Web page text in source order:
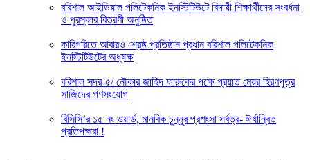
বরিশাল আইডিয়াল পলিটেকনিক ইনস্টিটিউটে বিদায়ী শিক্ষার্থীদের সংবর্ধনা
ও পুরস্কার বিতরণী অনুষ্ঠিত
কারিগরিতে আবারও শ্রেষ্ঠ প্রতিষ্ঠান প্রধান বরিশাল পলিটেকনিক
ইনস্টিটিউটের অধ্যক্ষ
বরিশাল সদর-৫/ নৌকার জাহিদ ফারুকের পক্ষে প্র‍য়াত মেয়র হিরণপুত্র
সাজিদের গণসংযোগ
বিসিসি’র ১৫ নং ওয়ার্ড, মানবিক চুন্নুর প্রশংসা সর্বত্র- ঈর্ষান্বিত
প্রতিপক্ষরা !